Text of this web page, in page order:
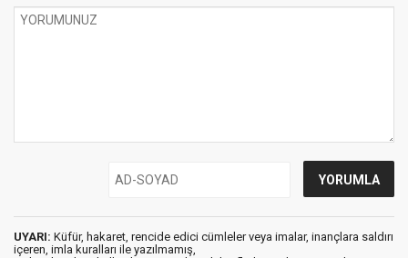
UYARI: Küfür, hakaret, rencide edici cümleler veya imalar, inançlara saldırı
içeren, imla kuralları ile yazılmamış,